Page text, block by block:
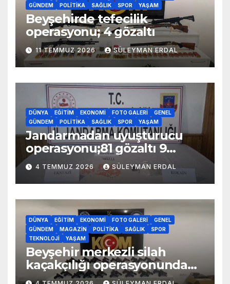
GÜNDEM
POLITIKA SAĞLIK SPOR YAŞAM
Beyşehirde tefecilik
operasyonu; 4 gözaltı
11 TEMMUZ 2026 SÜLEYMAN ERDAL
DÜNYA EĞITIM EKONOMI FOTO GALERI
GENEL
GÜNDEM
POLITIKA SAĞLIK SPOR YAŞAM
Jandarmadan uyuşturucu
operasyonu;81 gözaltı 9
tutuklama
4 TEMMUZ 2026 SÜLEYMAN ERDAL
DÜNYA EĞITIM EKONOMI FOTO GALERI
GENEL
GÜNDEM
MAGAZIN POLITIKA SAĞLIK
SPOR
TEKNOLOJI
YAŞAM
Beyşehir merkezli silah
kaçakçılığı operasyonunda
70 adet kaçak silah yakalandı